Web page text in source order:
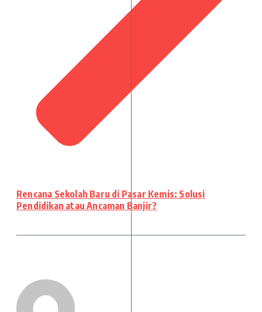
Rencana Sekolah Baru di Pasar Kemis: Solusi
Pendidikan atau Ancaman Banjir?